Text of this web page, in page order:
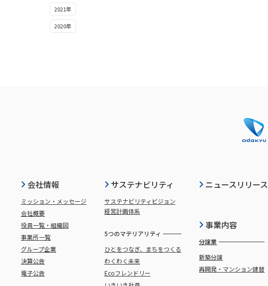
2021年
2020年
会社情報
ミッション・メッセージ
会社概要
役員一覧・組織図
事業所一覧
グループ企業
決算公告
電子公告
サステナビリティ
サステナビリティビジョン
経営計画体系
5つのマテリアリティ
ひとをつなぎ、まちをつくる
わくわく未来
Ecoフレンドリー
ニュースリリース
事業内容
分譲業
新築分譲
再開発・ マンション建替